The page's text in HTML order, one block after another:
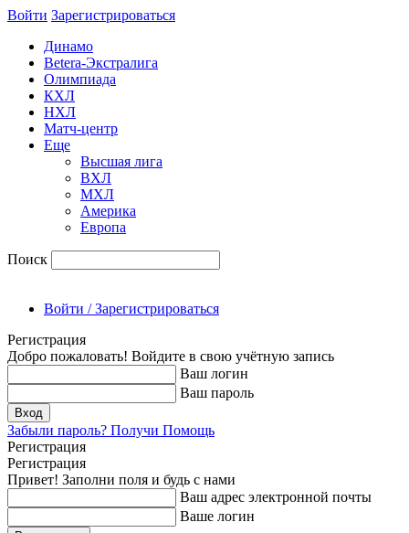
Войти Зарегиcтрироваться
Динамо
Betera-Экстралига
Олимпиада
КХЛ
НХЛ
Матч-центр
Еще
Высшая лига
ВХЛ
МХЛ
Америка
Европа
Поиск
Войти / Зарегистрироваться
Регистрация
Добро пожаловать! Войдите в свою учётную запись
Ваш логин
Ваш пароль
Забыли пароль? Получи Помощь
Регистрация
Регистрация
Привет! Заполни поля и будь с нами
Ваш адрес электронной почты
Ваше логин